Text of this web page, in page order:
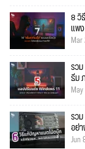
8 วิ
แพ
รว
ธีม
รว
อย่
Jun